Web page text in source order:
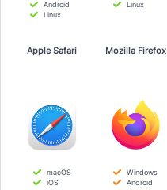
Android
Linux
Linux
Apple Safari
macOS
iOS
Mozilla Firefox
Windows
Android